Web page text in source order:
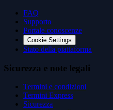
FAQ
Supporto
Portale conoscenze
Cookie Settings
Stato della piattaforma
Sicurezza e note legali
Termini e condizioni
Termini Express
Sicurezza